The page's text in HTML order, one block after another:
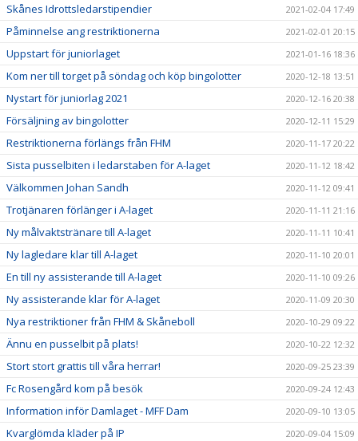
Skånes Idrottsledarstipendier 2021-02-04 17:49
Påminnelse ang restriktionerna 2021-02-01 20:15
Uppstart för juniorlaget 2021-01-16 18:36
Kom ner till torget på söndag och köp bingolotter 2020-12-18 13:51
Nystart för juniorlag 2021 2020-12-16 20:38
Försäljning av bingolotter 2020-12-11 15:29
Restriktionerna förlängs från FHM 2020-11-17 20:22
Sista pusselbiten i ledarstaben för A-laget 2020-11-12 18:42
Välkommen Johan Sandh 2020-11-12 09:41
Trotjänaren förlänger i A-laget 2020-11-11 21:16
Ny målvaktstränare till A-laget 2020-11-11 10:41
Ny lagledare klar till A-laget 2020-11-10 20:01
En till ny assisterande till A-laget 2020-11-10 09:26
Ny assisterande klar för A-laget 2020-11-09 20:30
Nya restriktioner från FHM & Skåneboll 2020-10-29 09:22
Ännu en pusselbit på plats! 2020-10-22 12:32
Stort stort grattis till våra herrar! 2020-09-25 23:39
Fc Rosengård kom på besök 2020-09-24 12:43
Information inför Damlaget - MFF Dam 2020-09-10 13:05
Kvarglömda kläder på IP 2020-09-04 15:09